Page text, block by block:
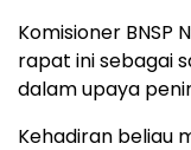
Komisioner BNSP
rapat ini sebagai
dalam upaya
Kehadiran beliau